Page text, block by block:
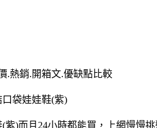
.熱銷.開箱文.優缺點比較
袋娃娃鞋(紫)
)而且24小時都能買，上網慢慢